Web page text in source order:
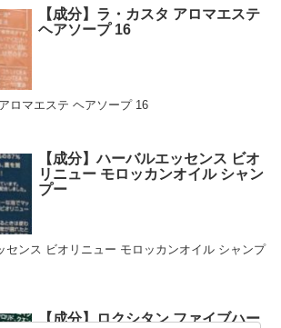
【成分】ラ・カスタ アロマエステ
ヘアソープ 16
ロマエステ ヘアソープ 16
【成分】ハーバルエッセンス ビオ
リニュー モロッカンオイル シャン
プー
センス ビオリニュー モロッカンオイル シャンプ
【成分】ロクシタン ファイブハー